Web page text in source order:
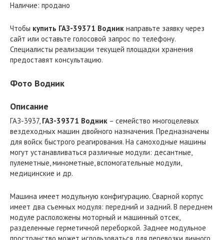
Наличие: продано
Чтобы купить ГАЗ-39371 Водник направьте заявку через
сайт или оставьте голосовой запрос по телефону.
Специалисты реализации текущей площадки хранения
предоставят консультацию.
Фото Водник
Описание
ГАЗ-3937, ГАЗ-39371 Водник – семейство многоцелевых
вездеходных машин двойного назначения. Предназначены
для войск быстрого реагирования. На самоходные машины
могут устанавливаться различные модули: десантные,
пулеметные, минометные, вспомогательные модули,
медицинские и др.
Машина имеет модульную конфигурацию. Сварной корпус
имеет два съемных модуля: передний и задний. В переднем
модуле расположены моторный и машинный отсек,
разделенные герметичной переборкой. Заднее модульное